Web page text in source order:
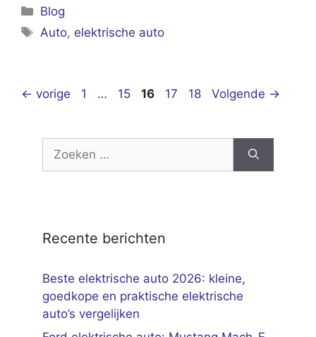
Categorieën
Blog
Tags
Auto, elektrische auto
← vorige Pagina
1 … Pagina
15 Pagina
16 Pagina
17 Pagina
18 Volgende →
naar:
Recente berichten
Beste elektrische auto 2026: kleine,
goedkope en praktische elektrische
auto’s vergelijken